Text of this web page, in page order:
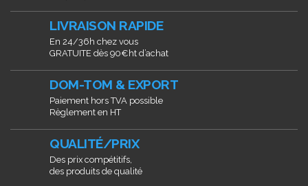
LIVRAISON RAPIDE
En 24/36h chez vous
GRATUITE dès 90€ht d’achat
DOM-TOM & EXPORT
Paiement hors TVA possible
Règlement en HT
QUALITÉ/PRIX
Des prix compétitifs,
des produits de qualité